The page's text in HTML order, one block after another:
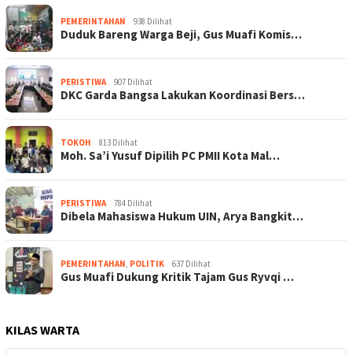
PEMERINTAHAN 938 Dilihat
Duduk Bareng Warga Beji, Gus Muafi Komis…
PERISTIWA 907 Dilihat
DKC Garda Bangsa Lakukan Koordinasi Bers…
TOKOH 813 Dilihat
Moh. Sa’i Yusuf Dipilih PC PMII Kota Mal…
PERISTIWA 784 Dilihat
Dibela Mahasiswa Hukum UIN, Arya Bangkit…
PEMERINTAHAN POLITIK 637 Dilihat
Gus Muafi Dukung Kritik Tajam Gus Ryvqi …
KILAS WARTA